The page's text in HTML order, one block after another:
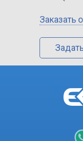
Заказать